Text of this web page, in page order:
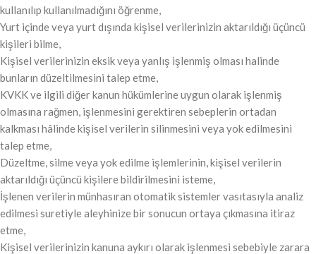
kullanılıp kullanılmadığını öğrenme,
Yurt içinde veya yurt dışında kişisel verilerinizin aktarıldığı üçüncü
kişileri bilme,
Kişisel verilerinizin eksik veya yanlış işlenmiş olması halinde
bunların düzeltilmesini talep etme,
KVKK ve ilgili diğer kanun hükümlerine uygun olarak işlenmiş
olmasına rağmen, işlenmesini gerektiren sebeplerin ortadan
kalkması hâlinde kişisel verilerin silinmesini veya yok edilmesini
talep etme,
Düzeltme, silme veya yok edilme işlemlerinin, kişisel verilerin
aktarıldığı üçüncü kişilere bildirilmesini isteme,
İşlenen verilerin münhasıran otomatik sistemler vasıtasıyla analiz
edilmesi suretiyle aleyhinize bir sonucun ortaya çıkmasına itiraz
etme,
Kişisel verilerinizin kanuna aykırı olarak işlenmesi sebebiyle zarara